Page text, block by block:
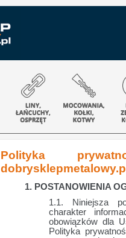
Polityka
POSTANOWIENIA
Niniejsza
charakter
obowiązków dla
Polityka